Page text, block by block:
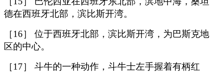
德在西班牙北部，滨比斯开湾。
［16］ 位于西班牙北部，滨比斯开湾，为巴斯克地
区的中心。
［17］ 斗牛的一种动作，斗牛士左手握着有柄红